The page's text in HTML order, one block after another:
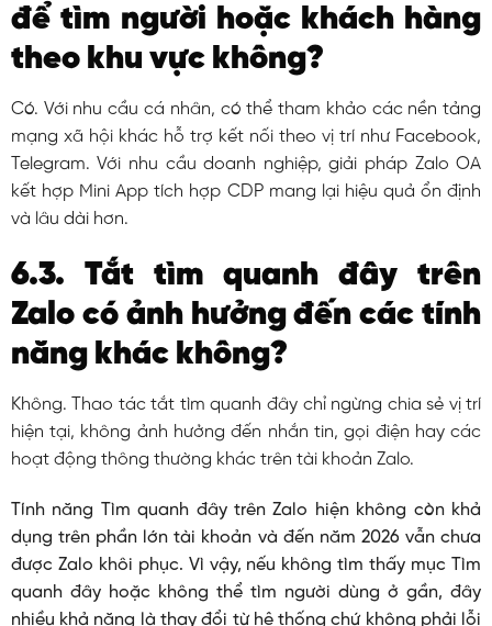
để tìm người hoặc khách hàng
theo khu vực không?
Có. Với nhu cầu cá nhân, có thể tham khảo các nền tảng
mạng xã hội khác hỗ trợ kết nối theo vị trí như Facebook,
Telegram. Với nhu cầu doanh nghiệp, giải pháp Zalo OA
kết hợp Mini App tích hợp CDP mang lại hiệu quả ổn định
và lâu dài hơn.
6.3. Tắt tìm quanh đây trên
Zalo có ảnh hưởng đến các tính
năng khác không?
Không. Thao tác tắt tìm quanh đây chỉ ngừng chia sẻ vị trí
hiện tại, không ảnh hưởng đến nhắn tin, gọi điện hay các
hoạt động thông thường khác trên tài khoản Zalo.
Tính năng Tìm quanh đây trên Zalo hiện không còn khả
dụng trên phần lớn tài khoản và đến năm 2026 vẫn chưa
được Zalo khôi phục. Vì vậy, nếu không tìm thấy mục Tìm
quanh đây hoặc không thể tìm người dùng ở gần, đây
nhiều khả năng là thay đổi từ hệ thống chứ không phải lỗi